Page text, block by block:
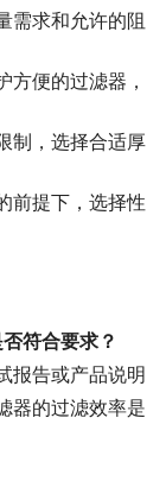
需求和允许的阻
方便的过滤器，
制，选择合适厚
前提下，选择性
符合要求？
报告或产品说明
器的过滤效率是